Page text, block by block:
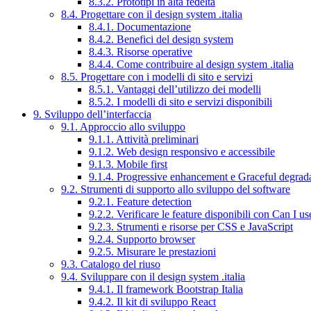
8.4. Progettare con il design system .italia
8.4.1. Documentazione
8.4.2. Benefici del design system
8.4.3. Risorse operative
8.4.4. Come contribuire al design system .italia
8.5. Progettare con i modelli di sito e servizi
8.5.1. Vantaggi dell’utilizzo dei modelli
8.5.2. I modelli di sito e servizi disponibili
9. Sviluppo dell’interfaccia
9.1. Approccio allo sviluppo
9.1.1. Attività preliminari
9.1.2. Web design responsivo e accessibile
9.1.3. Mobile first
9.1.4. Progressive enhancement e Graceful
9.2. Strumenti di supporto allo sviluppo del software
9.2.1. Feature detection
9.2.2. Verificare le feature disponibili con Can I
9.2.3. Strumenti e risorse per CSS e JavaScript
9.2.4. Supporto browser
9.2.5. Misurare le prestazioni
9.3. Catalogo del riuso
9.4. Sviluppare con il design system .italia
9.4.1. Il framework Bootstrap Italia
9.4.2. Il kit di sviluppo React